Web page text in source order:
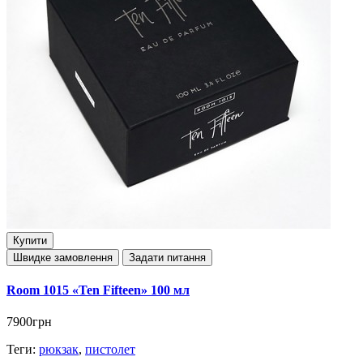
Купити
Швидке замовлення
Задати питання
Room 1015 «Ten Fifteen» 100 мл
7900грн
Теги: рюкзак, пистолет